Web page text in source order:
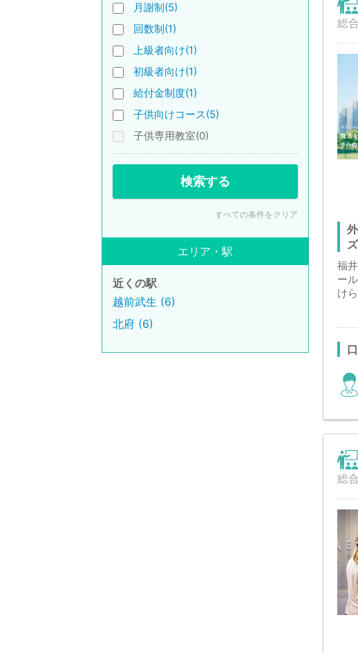
月謝制(5)
回数制(1)
上級者向け(1)
初級者向け(1)
給付金制度(1)
子供向けコース(5)
子供専用教室(0)
検索する
すべての条件をクリア
エリア・駅
近くの駅
越前武生 (6)
北府 (6)
総
福
ー
け
総